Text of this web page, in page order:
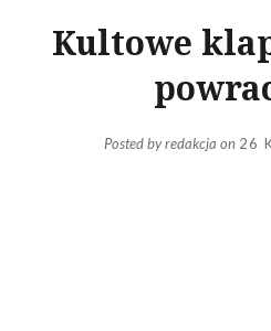
Kultowe
Posted byredakcja on 26